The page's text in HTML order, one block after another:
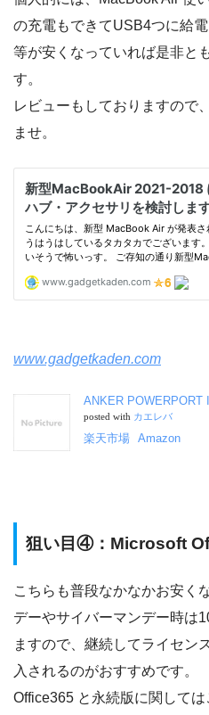
の充電もできてUSB4つに給
等が安くなっていれば是非と
す。
レビューもしておりますので
ませ。
www.gadgetkaden.com
ANKER POWERPORT
posted with カエレバ
楽天市場 Amazon
狙い目④：Microsoft
こちらも普段なかなかお安く
デーやサイバーマンデー時は
ますので、継続してライセン
入されるのがおすすめです。
Office365 と永続版に関して